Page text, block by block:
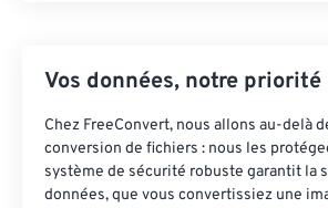
Vos données, notre priorité
Chez FreeConvert, nous allons au-delà
conversion de fichiers : nous les
système de sécurité robuste garantit la
données, que vous convertissiez une